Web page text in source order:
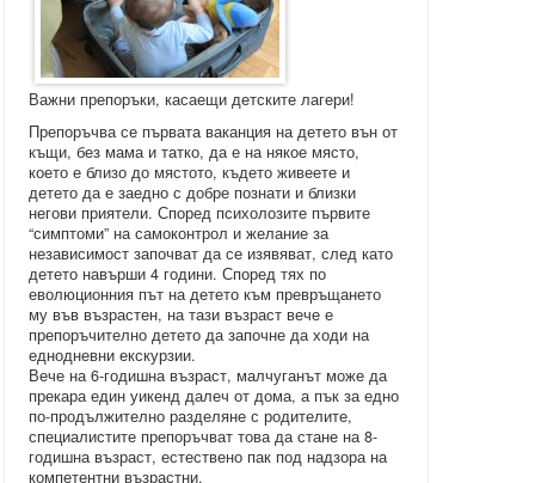
Важни препоръки, касаещи детските лагери!
Препоръчва се първата ваканция на детето вън от
къщи, без мама и татко, да е на някое място,
което е близо до мястото, където живеете и
детето да е заедно с добре познати и близки
негови приятели. Според психолозите първите
“симптоми” на самоконтрол и желание за
независимост започват да се изявяват, след като
детето навърши 4 години. Според тях по
еволюционния път на детето към превръщането
му във възрастен, на тази възраст вече е
препоръчително детето да започне да ходи на
еднодневни екскурзии.
Вече на 6-годишна възраст, малчуганът може да
прекара един уикенд далеч от дома, а пък за едно
по-продължително разделяне с родителите,
специалистите препоръчват това да стане на 8-
годишна възраст, естествено пак под надзора на
компетентни възрастни.